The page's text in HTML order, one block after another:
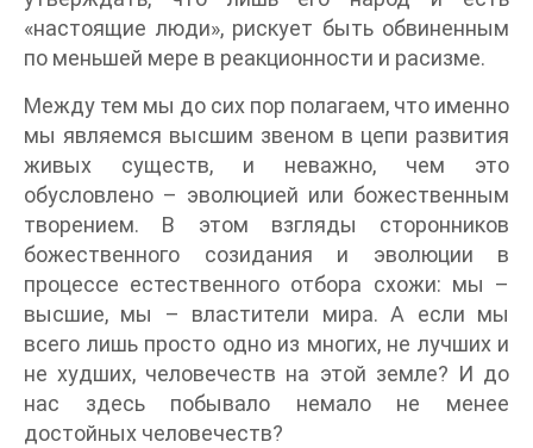
«настоящие люди», рискует быть обвиненным
по меньшей мере в реакционности и расизме.
Между тем мы до сих пор полагаем, что именно
мы являемся высшим звеном в цепи развития
живых существ, и неважно, чем это
обусловлено – эволюцией или божественным
творением. В этом взгляды сторонников
божественного созидания и эволюции в
процессе естественного отбора схожи: мы –
высшие, мы – властители мира. А если мы
всего лишь просто одно из многих, не лучших и
не худших, человечеств на этой земле? И до
нас здесь побывало немало не менее
достойных человечеств?